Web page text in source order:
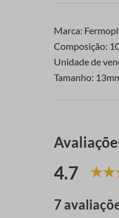
Marca:
Composição:
Unidade de
Tamanho:
4.7
7